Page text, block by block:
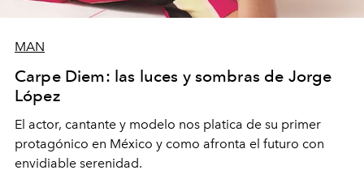
MAN
Carpe Diem: las luces y sombras de Jorge
López
El actor, cantante y modelo nos platica de su primer
protagónico en México y como afronta el futuro con
envidiable serenidad.